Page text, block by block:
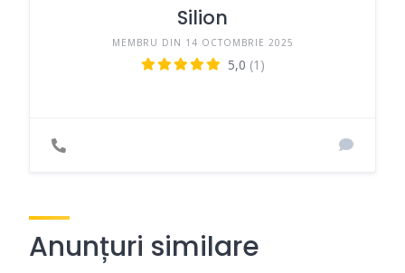
Silion
MEMBRU DIN 14 OCTOMBRIE 2025
5,0 (1)
Anunțuri similare